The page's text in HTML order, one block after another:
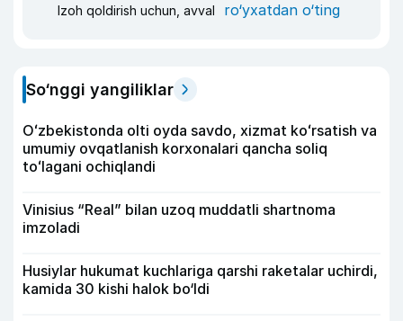
Izoh qoldirish uchun, avval ro‘yxatdan o‘ting
So‘nggi yangiliklar
Oʻzbekistonda olti oyda savdo, xizmat koʻrsatish va
umumiy ovqatlanish korxonalari qancha soliq
toʻlagani ochiqlandi
Vinisius “Real” bilan uzoq muddatli shartnoma
imzoladi
Husiylar hukumat kuchlariga qarshi raketalar uchirdi,
kamida 30 kishi halok bo‘ldi